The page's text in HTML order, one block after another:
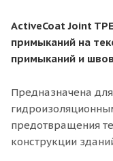
ActiveCoat Joint
примыканий на
примыканий и
Предназначена
предотвращения
конструкции